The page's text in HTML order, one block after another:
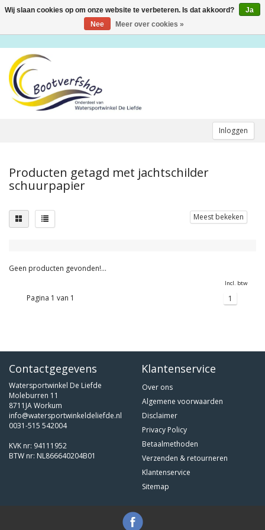
Inloggen
Toggle
Producten getagd met jachtschilder
schuurpapier
Meest bekeken
Geen producten gevonden!...
Incl. btw
Pagina 1 van 1 1
Contactgegevens
Watersportwinkel De Liefde
Moleburren 11
8711JA Workum
info@watersportwinkeldeliefde.nl
0031-515 542004
KVK nr: 94111952
BTW nr: NL866640204B01
Klantenservice
Over ons
Algemene voorwaarden
Disclaimer
Privacy Policy
Betaalmethoden
Verzenden & retourneren
Klantenservice
Sitemap
Wij slaan cookies op om onze website te verbeteren. Is dat akkoord?
Ja
Nee
Meer over cookies »